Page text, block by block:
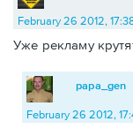
February 26 2012,
Уже рекламу
papa_gen
February 26 2012,